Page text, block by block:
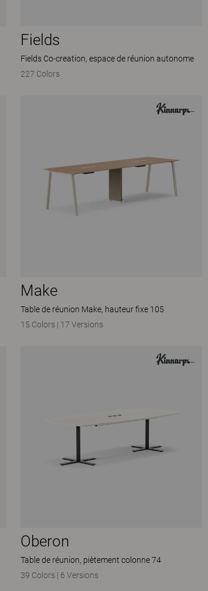
Fields
Fields Co-creation, espace de réunion autonome
227 Colors
Make
Table de réunion Make, hauteur fixe 105
15 Colors | 17 Versions
Oberon
Table de réunion, piètement colonne 74
39 Colors | 6 Versions